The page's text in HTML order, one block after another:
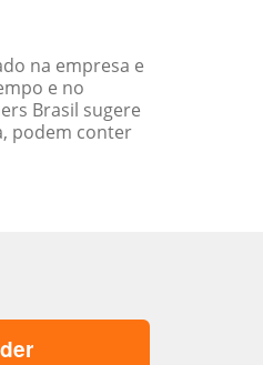
na empresa e
e no
Brasil sugere
podem conter